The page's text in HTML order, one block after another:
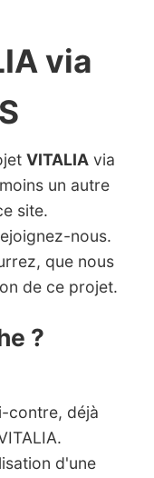
via
VITALIA via
un autre
site.
nous.
que nous
de ce projet.
?
contre, déjà
d'une